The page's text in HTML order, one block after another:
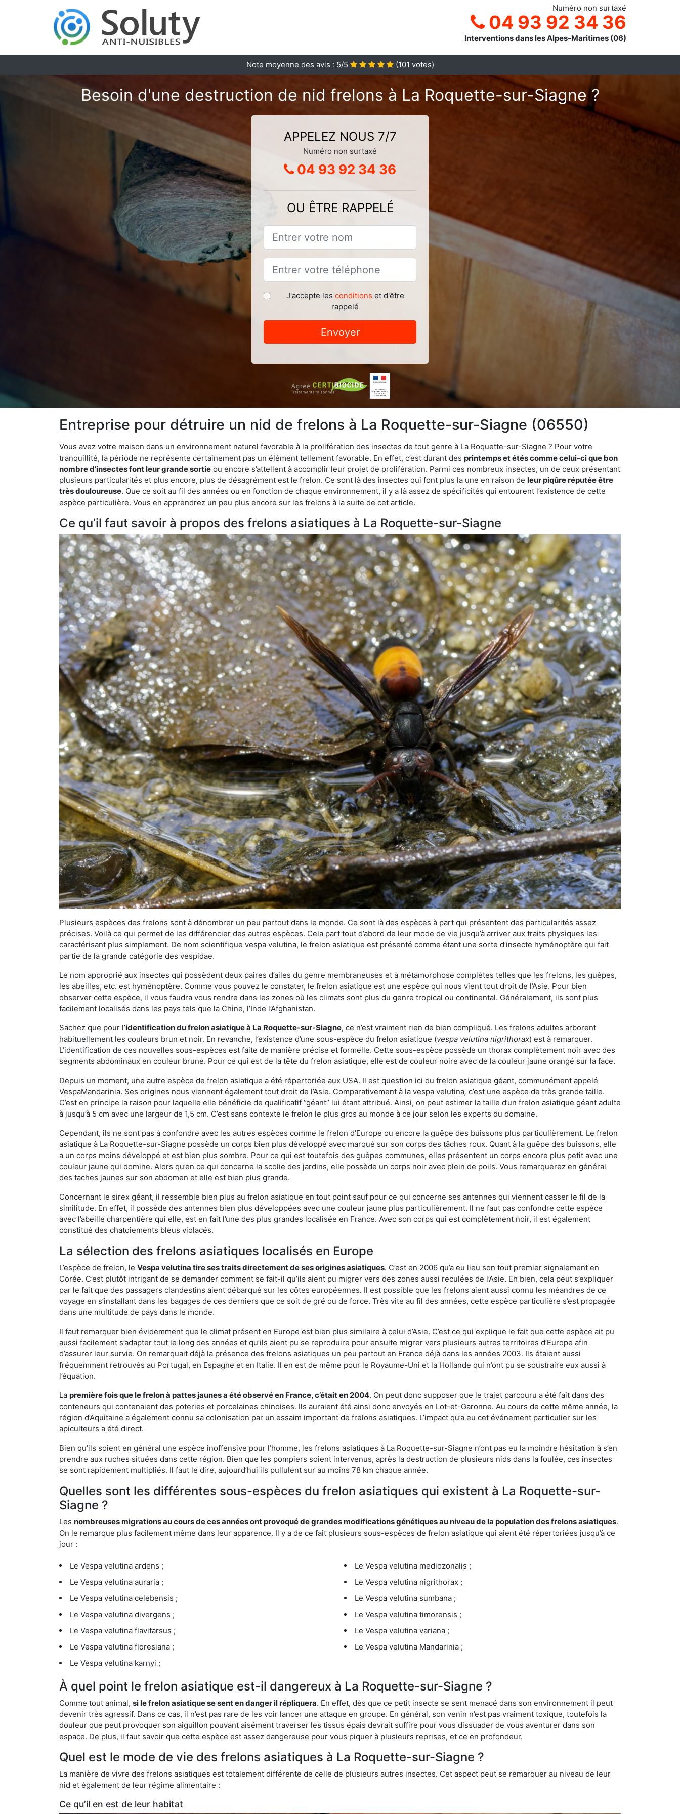
Numéro non surtaxé
04 93 92 34 36
Interventions dans les Alpes-Maritimes (06)
Note moyenne des avis : 5/5 (101 votes)
Besoin d'une destruction de nid frelons à La Roquette-sur-Siagne ?
APPELEZ NOUS 7/7
Numéro non surtaxé
04 93 92 34 36
OU ÊTRE RAPPELÉ
J'accepte les conditions et d'être
rappelé
Envoyer
Entreprise pour détruire un nid de frelons à La Roquette-sur-Siagne (06550)
Vous avez votre maison dans un environnement naturel favorable à la prolifération des insectes de tout genre à La Roquette-sur-Siagne ? Pour votre
tranquillité, la période ne représente certainement pas un élément tellement favorable. En effet, c’est durant des printemps et étés comme celui-ci que bon
nombre d’insectes font leur grande sortie ou encore s’attellent à accomplir leur projet de prolifération. Parmi ces nombreux insectes, un de ceux présentant
plusieurs particularités et plus encore, plus de désagrément est le frelon. Ce sont là des insectes qui font plus la une en raison de leur piqûre réputée être
très douloureuse. Que ce soit au fil des années ou en fonction de chaque environnement, il y a là assez de spécificités qui entourent l’existence de cette
espèce particulière. Vous en apprendrez un peu plus encore sur les frelons à la suite de cet article.
Ce qu’il faut savoir à propos des frelons asiatiques à La Roquette-sur-Siagne
Plusieurs espèces des frelons sont à dénombrer un peu partout dans le monde. Ce sont là des espèces à part qui présentent des particularités assez
précises. Voilà ce qui permet de les différencier des autres espèces. Cela part tout d’abord de leur mode de vie jusqu’à arriver aux traits physiques les
caractérisant plus simplement. De nom scientifique vespa velutina, le frelon asiatique est présenté comme étant une sorte d’insecte hyménoptère qui fait
partie de la grande catégorie des vespidae.
Le nom approprié aux insectes qui possèdent deux paires d’ailes du genre membraneuses et à métamorphose complètes telles que les frelons, les guêpes,
les abeilles, etc. est hyménoptère. Comme vous pouvez le constater, le frelon asiatique est une espèce qui nous vient tout droit de l’Asie. Pour bien
observer cette espèce, il vous faudra vous rendre dans les zones où les climats sont plus du genre tropical ou continental. Généralement, ils sont plus
facilement localisés dans les pays tels que la Chine, l’Inde l’Afghanistan.
Sachez que pour l’identification du frelon asiatiqueà La Roquette-sur-Siagne, ce n’est vraiment rien de bien compliqué. Les frelons adultes arborent
habituellement les couleurs brun et noir. En revanche, l’existence d’une sous-espèce du frelon asiatique (vespa velutina nigrithorax) est à remarquer.
L’identification de ces nouvelles sous-espèces est faite de manière précise et formelle. Cette sous-espèce possède un thorax complètement noir avec des
segments abdominaux en couleur brune. Pour ce qui est de la tête du frelon asiatique, elle est de couleur noire avec de la couleur jaune orangé sur la face.
Depuis un moment, une autre espèce de frelon asiatique a été répertoriée aux USA. Il est question ici du frelon asiatique géant, communément appelé
VespaMandarinia. Ses origines nous viennent également tout droit de l’Asie. Comparativement à la vespa velutina, c’est une espèce de très grande taille.
C’est en principe la raison pour laquelle elle bénéficie de qualificatif ‘’géant’’ lui étant attribué. Ainsi, on peut estimer la taille d’un frelon asiatique géant adulte
à jusqu’à 5 cm avec une largeur de 1,5 cm. C’est sans contexte le frelon le plus gros au monde à ce jour selon les experts du domaine.
Cependant, ils ne sont pas à confondre avec les autres espèces comme le frelon d’Europe ou encore la guêpe des buissons plus particulièrement. Le frelon
asiatique à La Roquette-sur-Siagne possède un corps bien plus développé avec marqué sur son corps des tâches roux. Quant à la guêpe des buissons, elle
a un corps moins développé et est bien plus sombre. Pour ce qui est toutefois des guêpes communes, elles présentent un corps encore plus petit avec une
couleur jaune qui domine. Alors qu’en ce qui concerne la scolie des jardins, elle possède un corps noir avec plein de poils. Vous remarquerez en général
des taches jaunes sur son abdomen et elle est bien plus grande.
Concernant le sirex géant, il ressemble bien plus au frelon asiatique en tout point sauf pour ce qui concerne ses antennes qui viennent casser le fil de la
similitude. En effet, il possède des antennes bien plus développées avec une couleur jaune plus particulièrement. Il ne faut pas confondre cette espèce
avec l’abeille charpentière qui elle, est en fait l’une des plus grandes localisée en France. Avec son corps qui est complètement noir, il est également
constitué des chatoiements bleus violacés.
La sélection des frelons asiatiques localisés en Europe
L’espèce de frelon, le Vespa velutina tire ses traits directement de ses origines asiatiques. C’est en 2006 qu’a eu lieu son tout premier signalement en
Corée. C’est plutôt intrigant de se demander comment se fait-il qu’ils aient pu migrer vers des zones aussi reculées de l’Asie. Eh bien, cela peut s’expliquer
par le fait que des passagers clandestins aient débarqué sur les côtes européennes. Il est possible que les frelons aient aussi connu les méandres de ce
voyage en s’installant dans les bagages de ces derniers que ce soit de gré ou de force. Très vite au fil des années, cette espèce particulière s’est propagée
dans une multitude de pays dans le monde.
Il faut remarquer bien évidemment que le climat présent en Europe est bien plus similaire à celui d’Asie. C’est ce qui explique le fait que cette espèce ait pu
aussi facilement s’adapter tout le long des années et qu’ils aient pu se reproduire pour ensuite migrer vers plusieurs autres territoires d’Europe afin
d’assurer leur survie. On remarquait déjà la présence des frelons asiatiques un peu partout en France déjà dans les années 2003. Ils étaient aussi
fréquemment retrouvés au Portugal, en Espagne et en Italie. Il en est de même pour le Royaume-Uni et la Hollande qui n’ont pu se soustraire eux aussi à
l’équation.
La première fois que le frelon à pattes jaunes a été observé en France, c’était en 2004. On peut donc supposer que le trajet parcouru a été fait dans des
conteneurs qui contenaient des poteries et porcelaines chinoises. Ils auraient été ainsi donc envoyés en Lot-et-Garonne. Au cours de cette même année, la
région d’Aquitaine a également connu sa colonisation par un essaim important de frelons asiatiques. L’impact qu’a eu cet événement particulier sur les
apiculteurs a été direct.
Bien qu’ils soient en général une espèce inoffensive pour l’homme, les frelons asiatiques à La Roquette-sur-Siagne n’ont pas eu la moindre hésitation à s’en
prendre aux ruches situées dans cette région. Bien que les pompiers soient intervenus, après la destruction de plusieurs nids dans la foulée, ces insectes
se sont rapidement multipliés. Il faut le dire, aujourd’hui ils pullulent sur au moins 78 km chaque année.
Quelles sont les différentes sous-espèces du frelon asiatiques qui existent à La Roquette-sur-
Siagne ?
Les nombreuses migrations au cours de ces années ont provoqué de grandes modifications génétiques au niveau de la population des frelons asiatiques.
On le remarque plus facilement même dans leur apparence. Il y a de ce fait plusieurs sous-espèces de frelon asiatique qui aient été répertoriées jusqu’à ce
jour :
Le Vespa velutina ardens ;
Le Vespa velutina auraria ;
Le Vespa velutina celebensis ;
Le Vespa velutina divergens ;
Le Vespa velutina flavitarsus ;
Le Vespa velutina floresiana ;
Le Vespa velutina karnyi ;
Le Vespa velutina mediozonalis ;
Le Vespa velutina nigrithorax ;
Le Vespa velutina sumbana ;
Le Vespa velutina timorensis ;
Le Vespa velutina variana ;
Le Vespa velutina Mandarinia ;
À quel point le frelon asiatique est-il dangereux à La Roquette-sur-Siagne ?
Comme tout animal, si le frelon asiatique se sent en danger il répliquera. En effet, dès que ce petit insecte se sent menacé dans son environnement il peut
devenir très agressif. Dans ce cas, il n’est pas rare de les voir lancer une attaque en groupe. En général, son venin n’est pas vraiment toxique, toutefois la
douleur que peut provoquer son aiguillon pouvant aisément traverser les tissus épais devrait suffire pour vous dissuader de vous aventurer dans son
espace. De plus, il faut savoir que cette espèce est assez dangereuse pour vous piquer à plusieurs reprises, et ce en profondeur.
Quel est le mode de vie des frelons asiatiques à La Roquette-sur-Siagne ?
La manière de vivre des frelons asiatiques est totalement différente de celle de plusieurs autres insectes. Cet aspect peut se remarquer au niveau de leur
nid et également de leur régime alimentaire :
Ce qu’il en est de leur habitat